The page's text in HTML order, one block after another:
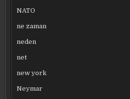
NATO
ne zaman
neden
net
new york
Neymar